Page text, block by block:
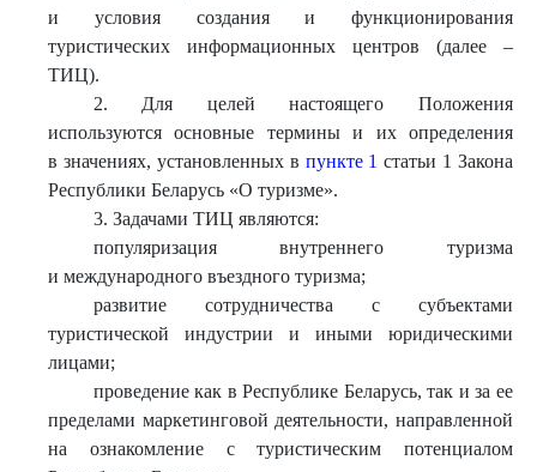
и условия создания и функционирования
туристических информационных центров (далее –
ТИЦ).
2. Для целей настоящего Положения
используются основные термины и их определения
в значениях, установленных в пункте 1 статьи 1 Закона
Республики Беларусь «О туризме».
3. Задачами ТИЦ являются:
популяризация внутреннего туризма
и международного въездного туризма;
развитие сотрудничества с субъектами
туристической индустрии и иными юридическими
лицами;
проведение как в Республике Беларусь, так и за ее
пределами маркетинговой деятельности, направленной
на ознакомление с туристическим потенциалом